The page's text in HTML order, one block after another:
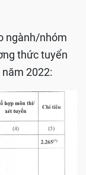
ngành/nhóm
thức tuyển
2022: